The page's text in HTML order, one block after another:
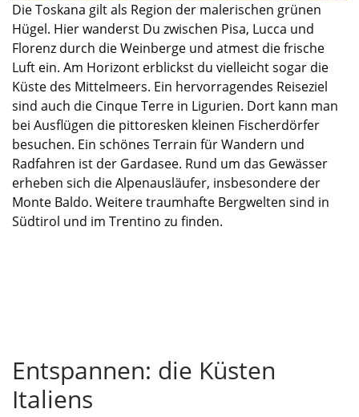
Die Toskana gilt als Region der malerischen grünen
Hügel. Hier wanderst Du zwischen Pisa, Lucca und
Florenz durch die Weinberge und atmest die frische
Luft ein. Am Horizont erblickst du vielleicht sogar die
Küste des Mittelmeers. Ein hervorragendes Reiseziel
sind auch die Cinque Terre in Ligurien. Dort kann man
bei Ausflügen die pittoresken kleinen Fischerdörfer
besuchen. Ein schönes Terrain für Wandern und
Radfahren ist der Gardasee. Rund um das Gewässer
erheben sich die Alpenausläufer, insbesondere der
Monte Baldo. Weitere traumhafte Bergwelten sind in
Südtirol und im Trentino zu finden.
Entspannen: die Küsten
Italiens